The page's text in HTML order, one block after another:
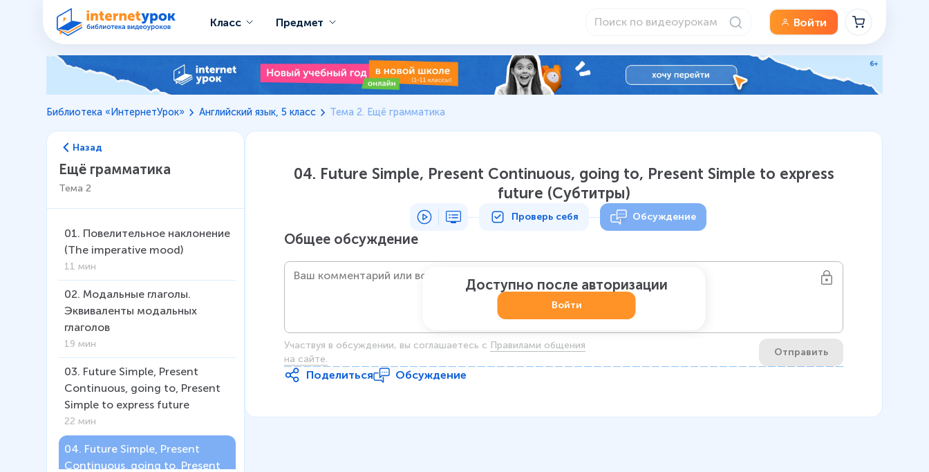
Класс Предмет Войти
Библиотека «ИнтернетУрок» Английский язык, 5 класс Тема 2. Ещё грамматика
Назад
Ещё грамматика
Тема 2
01. Повелительное наклонение
(The imperative mood)
11 мин
02. Модальные глаголы.
Эквиваленты модальных
глаголов
19 мин
03. Future Simple, Present
Continuous, going to, Present
Simple to express future
22 мин
04. Future Simple, Present
Continuous, going to, Present
04. Future Simple, Present Continuous, going to, Present Simple to express
future (Субтитры)
Проверь себя Обсуждение
Общее обсуждение
Участвуя в обсуждении, вы соглашаетесь c Правилами общения
на сайте.
Отправить
Доступно после авторизации
Войти
Поделиться Обсуждение